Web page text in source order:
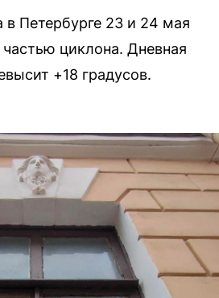
в Петербурге 23 и 24 мая
циклона. Дневная
+18 градусов.